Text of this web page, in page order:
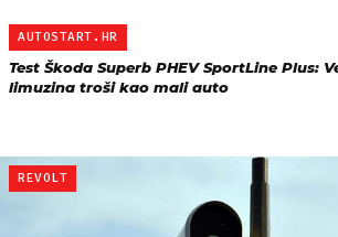
AUTOSTART.HR
Test Škoda Superb PHEV SportLine Plus:
limuzina troši kao mali auto
REVOLT